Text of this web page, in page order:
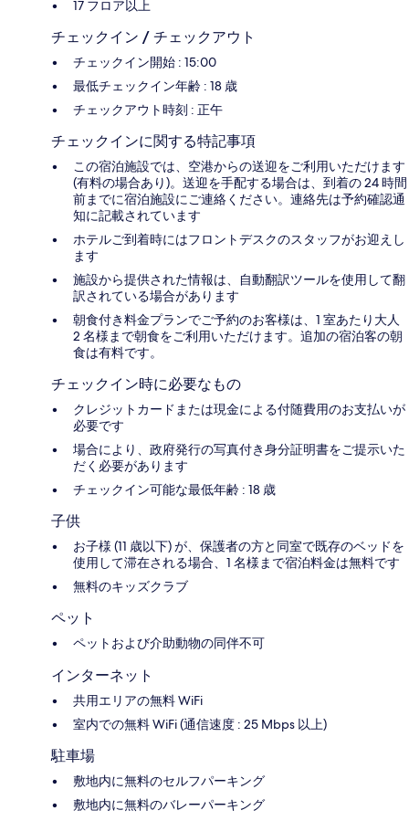
17 フロア以上
チェックイン / チェックアウト
チェックイン開始 : 15:00
最低チェックイン年齢 : 18 歳
チェックアウト時刻 : 正午
チェックインに関する特記事項
この宿泊施設では、空港からの送迎をご利用いただけます
(有料の場合あり)。送迎を手配する場合は、到着の 24 時間
前までに宿泊施設にご連絡ください。連絡先は予約確認通
知に記載されています
ホテルご到着時にはフロントデスクのスタッフがお迎えし
ます
施設から提供された情報は、自動翻訳ツールを使用して翻
訳されている場合があります
朝食付き料金プランでご予約のお客様は、1 室あたり大人
2 名様まで朝食をご利用いただけます。追加の宿泊客の朝
食は有料です。
チェックイン時に必要なもの
クレジットカードまたは現金による付随費用のお支払いが
必要です
場合により、政府発行の写真付き身分証明書をご提示いた
だく必要があります
チェックイン可能な最低年齢 : 18 歳
子供
お子様 (11 歳以下) が、保護者の方と同室で既存のベッドを
使用して滞在される場合、1 名様まで宿泊料金は無料です
無料のキッズクラブ
ペット
ペットおよび介助動物の同伴不可
インターネット
共用エリアの無料 WiFi
室内での無料 WiFi (通信速度 : 25 Mbps 以上)
駐車場
敷地内に無料のセルフパーキング
敷地内に無料のバレーパーキング